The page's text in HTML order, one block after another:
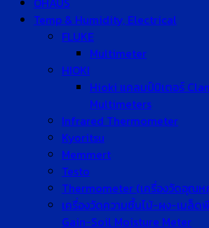
Temp & Humidity, Electrical
FLUKE
Multimeter
HIOKI
Hioki แคลมป์มิเตอร์
Multimeters
Infrared Thermometer
Kyoritsu
Memmert
Testo
Thermometer (เครื่องวัดอุณห
เครื่องวัดความชื้นไม้-ผง-เมล็
Gain-Soil Moisture Meter